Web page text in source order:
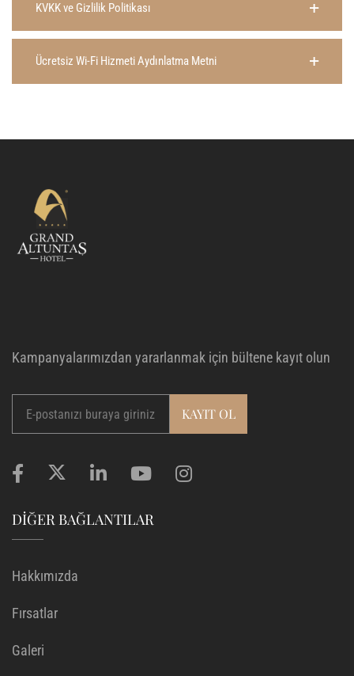
KVKK ve Gizlilik Politikası
Ücretsiz Wi-Fi Hizmeti Aydınlatma Metni
Kampanyalarımızdan yararlanmak için bültene kayıt olun
DIĞER BAĞLANTILAR
Hakkımızda
Fırsatlar
Galeri